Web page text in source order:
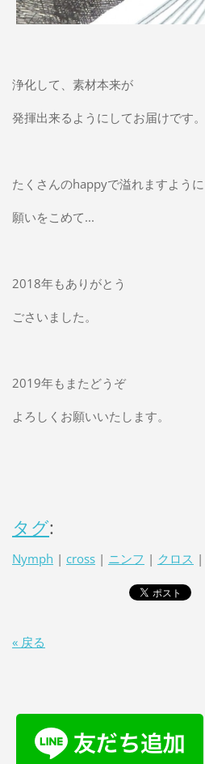
浄化して、素材本来が
発揮出来るようにしてお届けです。
たくさんのhappyで溢れますように
願いをこめて...
2018年もありがとう
ごさいました。
2019年もまたどうぞ
よろしくお願いいたします。
タグ:
Nymph | cross | ニンフ | クロス |
« 戻る